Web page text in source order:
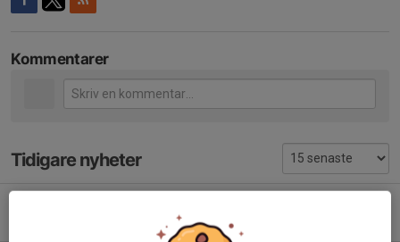
Kommentarer
Tidigare nyheter